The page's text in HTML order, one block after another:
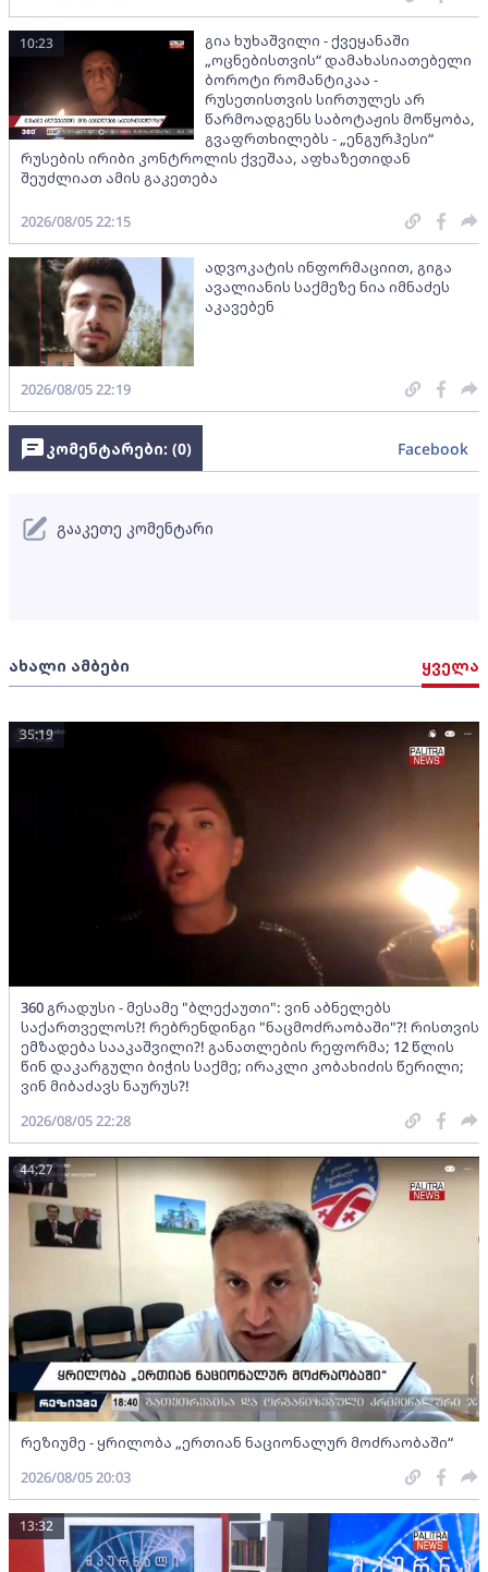
გია ხუხაშვილი - ქვეყანაში
„ოცნებისთვის“ დამახასიათებელი
ბოროტი რომანტიკაა -
რუსეთისთვის სირთულეს არ
წარმოადგენს საბოტაჟის მოწყობა,
გვაფრთხილებს - „ენგურჰესი“
რუსების ირიბი კონტროლის ქვეშაა, აფხაზეთიდან
შეუძლიათ ამის გაკეთება
10:23
2026/08/05 22:15
ადვოკატის ინფორმაციით, გიგა
ავალიანის საქმეზე ნია იმნაძეს
აკავებენ
2026/08/05 22:19
ახალი ამბები ყველა
360 გრადუსი - მესამე "ბლექაუთი": ვინ აბნელებს
საქართველოს?! რებრენდინგი "ნაცმოძრაობაში"?! რისთვის
ემზადება სააკაშვილი?! განათლების რეფორმა; 12 წლის
წინ დაკარგული ბიჭის საქმე; ირაკლი კობახიძის წერილი;
ვინ მიბაძავს ნაურუს?!
35:19
2026/08/05 22:28
რეზიუმე - ყრილობა „ერთიან ნაციონალურ მოძრაობაში“
44:27
2026/08/05 20:03
13:32
კომენტარები: (0) Facebook
გააკეთე კომენტარი